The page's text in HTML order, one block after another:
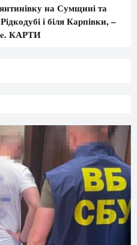
на Сумщині та
і біля Карпівки, –
КАРТИ